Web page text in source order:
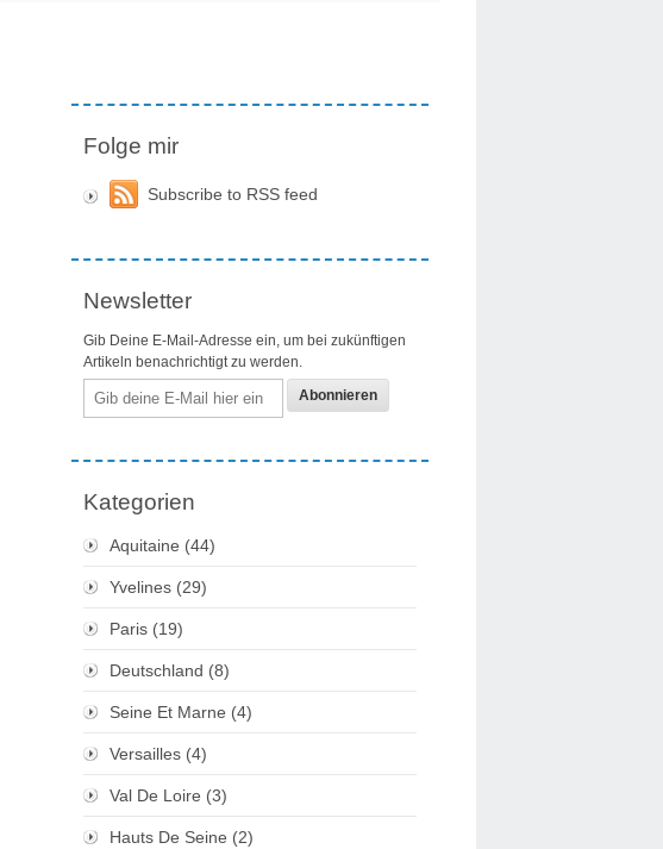
Folge mir
Subscribe to RSS feed
Newsletter
Gib Deine E-Mail-Adresse ein, um bei zukünftigen
Artikeln benachrichtigt zu werden.
Mail
Kategorien
Aquitaine (44)
Yvelines (29)
Paris (19)
Deutschland (8)
Seine Et Marne (4)
Versailles (4)
Val De Loire (3)
Hauts De Seine (2)